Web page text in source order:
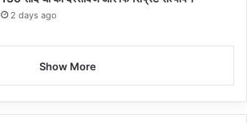
2 days ago
Show More